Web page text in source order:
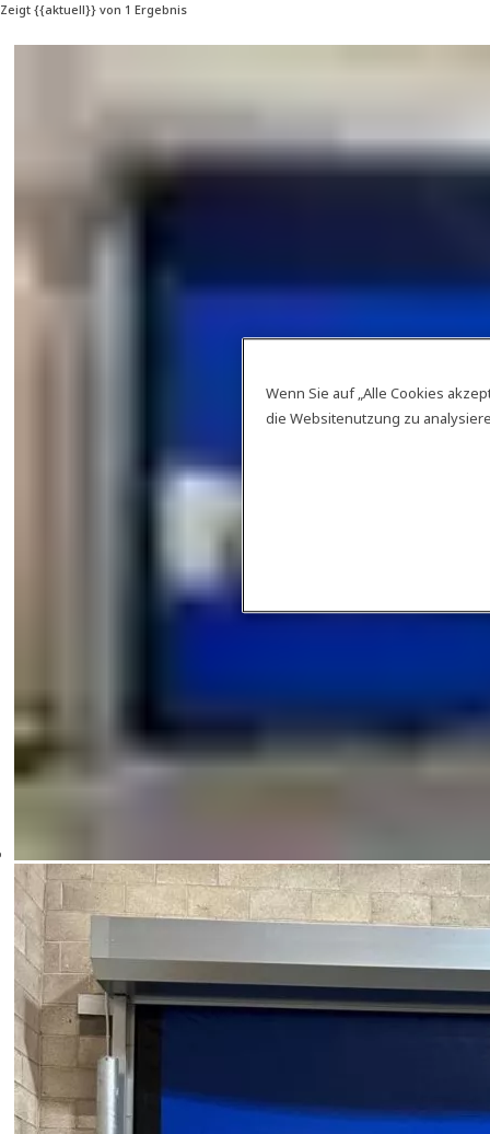
Zeigt {{aktuell}} von 1 Ergebnis
Wenn Sie auf „Alle Cookies
die Websitenutzung zu